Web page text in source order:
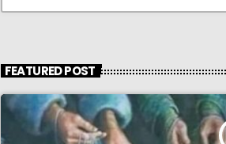
FEATURED POST